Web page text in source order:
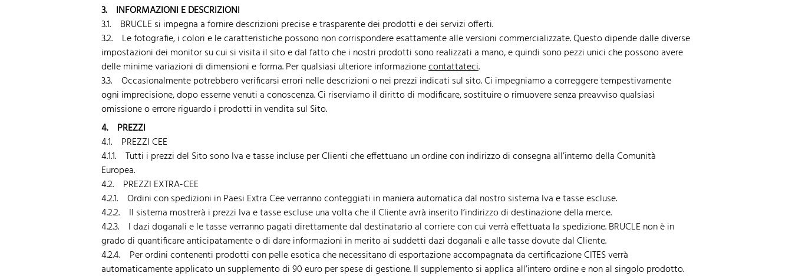
3. INFORMAZIONI E DESCRIZIONI
3.1. BRUCLE si impegna a fornire descrizioni precise e trasparente dei prodotti e dei servizi offerti.
3.2. Le fotografie, i colori e le caratteristiche possono non corrispondere esattamente alle versioni commercializzate. Questo dipende dalle diverse
impostazioni dei monitor su cui si visita il sito e dal fatto che i nostri prodotti sono realizzati a mano, e quindi sono pezzi unici che possono avere
delle minime variazioni di dimensioni e forma. Per qualsiasi ulteriore informazionecontattateci.
3.3. Occasionalmente potrebbero verificarsi errori nelle descrizioni o nei prezzi indicati sul sito. Ci impegniamo a correggere tempestivamente
ogni imprecisione, dopo esserne venuti a conoscenza. Ci riserviamo il diritto di modificare, sostituire o rimuovere senza preavviso qualsiasi
omissione o errore riguardo i prodotti in vendita sul Sito.
4. PREZZI
4.1. PREZZI CEE
4.1.1. Tutti i prezzi del Sito sono Iva e tasse incluse per Clienti che effettuano un ordine con indirizzo di consegna all’interno della Comunità
Europea.
4.2. PREZZI EXTRA-CEE
4.2.1. Ordini con spedizioni in Paesi Extra Cee verranno conteggiati in maniera automatica dal nostro sistema Iva e tasse escluse.
4.2.2. Il sistema mostrerà i prezzi Iva e tasse escluse una volta che il Cliente avrà inserito l’indirizzo di destinazione della merce.
4.2.3. I dazi doganali e le tasse verranno pagati direttamente dal destinatario al corriere con cui verrà effettuata la spedizione. BRUCLE non è in
grado di quantificare anticipatamente o di dare informazioni in merito ai suddetti dazi doganali e alle tasse dovute dal Cliente.
4.2.4. Per ordini contenenti prodotti con pelle esotica che necessitano di esportazione accompagnata da certificazione CITES verrà
automaticamente applicato un supplemento di 90 euro per spese di gestione. Il supplemento si applica all’intero ordine e non al singolo prodotto.